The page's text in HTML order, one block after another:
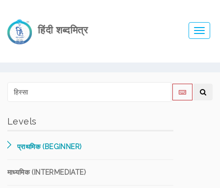
हिंदी शब्दमित्र
Levels
प्राथमिक (BEGINNER)
माध्यमिक (INTERMEDIATE)